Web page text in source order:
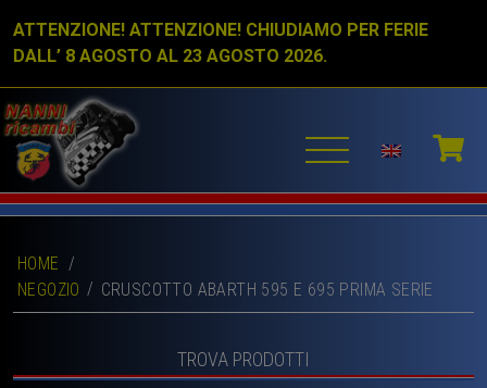
ATTENZIONE! ATTENZIONE! CHIUDIAMO PER FERIE
DALL’ 8 AGOSTO AL 23 AGOSTO 2026.
HOME /
NEGOZIO
CRUSCOTTO ABARTH 595 E 695 PRIMA SERIE
TROVA PRODOTTI